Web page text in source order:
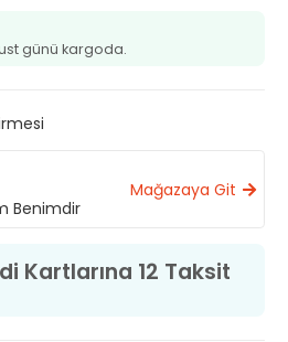
günü kargoda.
Benimdir
Mağazaya Git
Kartlarına 12 Taksit